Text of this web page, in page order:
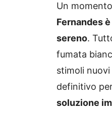
Un
Fernandes
sereno.
fumata
stimoli
definitivo
soluzione